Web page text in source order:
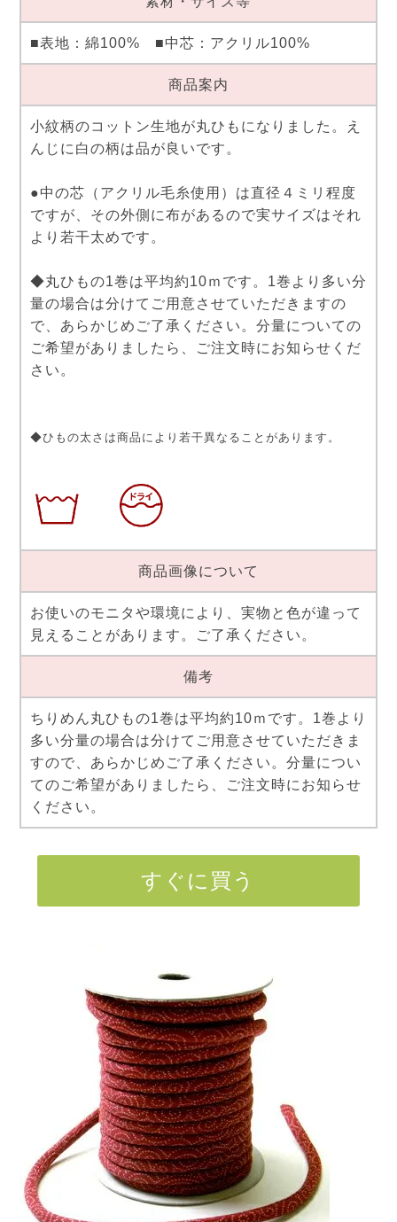
■表地：綿100% ■中芯：アクリル100%
商品案内
小紋柄のコットン生地が丸ひもになりました。え
んじに白の柄は品が良いです。
●中の芯（アクリル毛糸使用）は直径４ミリ程度
ですが、その外側に布があるので実サイズはそれ
より若干太めです。
◆丸ひもの1巻は平均約10ｍです。1巻より多い分
量の場合は分けてご用意させていただきますの
で、あらかじめご了承ください。分量についての
ご希望がありましたら、ご注文時にお知らせくだ
さい。
◆ひもの太さは商品により若干異なることがあります。
商品画像について
お使いのモニタや環境により、実物と色が違って
見えることがあります。ご了承ください。
備考
ちりめん丸ひもの1巻は平均約10ｍです。1巻より
多い分量の場合は分けてご用意させていただきま
すので、あらかじめご了承ください。分量につい
てのご希望がありましたら、ご注文時にお知らせ
ください。
すぐに買う